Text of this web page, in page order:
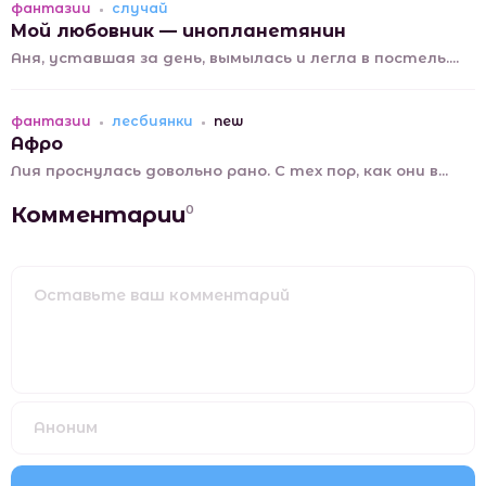
фантазии случай
Мой любовник — инопланетянин
Аня, уставшая за день, вымылась и легла в постель....
фантазии лесбиянки new
Афро
Лия проснулась довольно рано. С тех пор, как они в...
Комментарии0